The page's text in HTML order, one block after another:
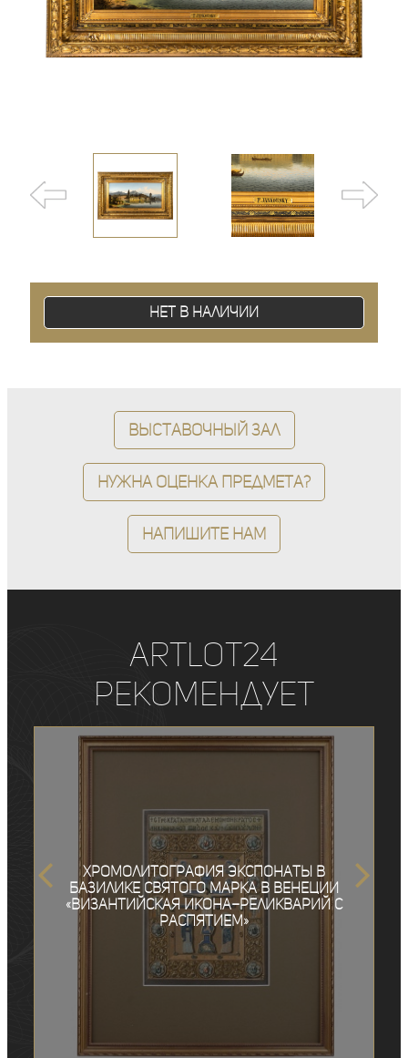
Нет в наличии
Выставочный зал
Нужна оценка предмета?
Напишите нам
ArtLot24
рекомендует
Хромолитография экспонаты в
базилике Святого Марка в Венеции
«Византийская икона–реликварий с
Распятием»